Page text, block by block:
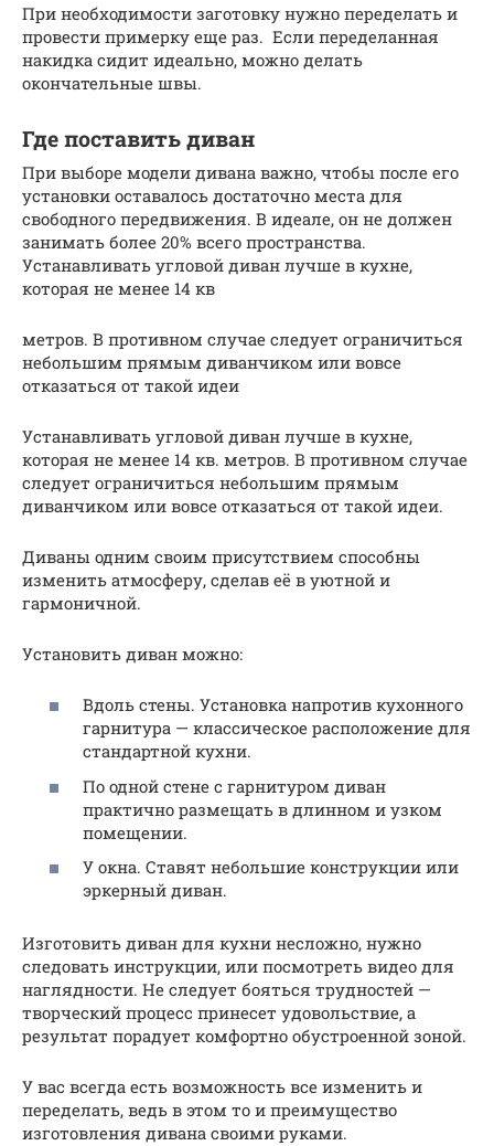
При необходимости заготовку нужно переделать и
провести примерку еще раз. Если переделанная
накидка сидит идеально, можно делать
окончательные швы.
Где поставить диван
При выборе модели дивана важно, чтобы после его
установки оставалось достаточно места для
свободного передвижения. В идеале, он не должен
занимать более 20% всего пространства.
Устанавливать угловой диван лучше в кухне,
которая не менее 14 кв
метров. В противном случае следует ограничиться
небольшим прямым диванчиком или вовсе
отказаться от такой идеи
Устанавливать угловой диван лучше в кухне,
которая не менее 14 кв. метров. В противном случае
следует ограничиться небольшим прямым
диванчиком или вовсе отказаться от такой идеи.
Диваны одним своим присутствием способны
изменить атмосферу, сделав её в уютной и
гармоничной.
Установить диван можно:
Вдоль стены. Установка напротив кухонного
гарнитура — классическое расположение для
стандартной кухни.
По одной стене с гарнитуром диван
практично размещать в длинном и узком
помещении.
У окна. Ставят небольшие конструкции или
эркерный диван.
Изготовить диван для кухни несложно, нужно
следовать инструкции, или посмотреть видео для
наглядности. Не следует бояться трудностей —
творческий процесс принесет удовольствие, а
результат порадует комфортно обустроенной зоной.
У вас всегда есть возможность все изменить и
переделать, ведь в этом то и преимущество
изготовления дивана своими руками.